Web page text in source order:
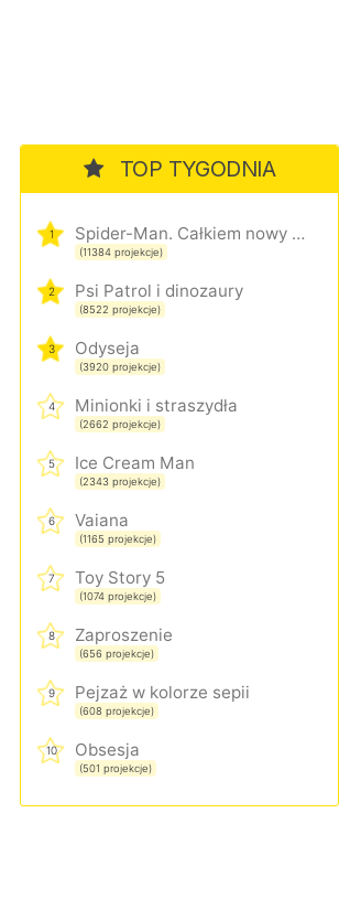
TOP TYGODNIA
1 Spider-Man. Całkiem nowy dzień
(11384 projekcje)
2 Psi Patrol i dinozaury
(8522 projekcje)
3 Odyseja
(3920 projekcje)
4 Minionki i straszydła
(2662 projekcje)
5 Ice Cream Man
(2343 projekcje)
6 Vaiana
(1165 projekcje)
7 Toy Story 5
(1074 projekcje)
8 Zaproszenie
(656 projekcje)
9 Pejzaż w kolorze sepii
(608 projekcje)
10 Obsesja
(501 projekcje)